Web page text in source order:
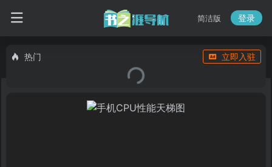
简洁版 登录
热门 立即入驻